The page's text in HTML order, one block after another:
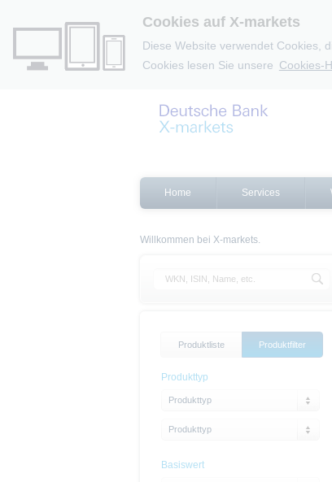
Cookies auf X-markets
Diese Website verwendet Cookies,
Cookies lesen Sie unsere Cookies-
Home Services
Willkommen bei X-markets.
Produktliste Produktfilter
Produkttyp
Produkttyp
Produkttyp
Basiswert